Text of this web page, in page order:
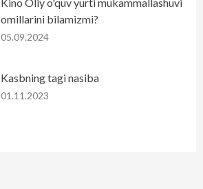
omillarini bilamizmi?
05.09.2024
Kasbning tagi nasiba
01.11.2023